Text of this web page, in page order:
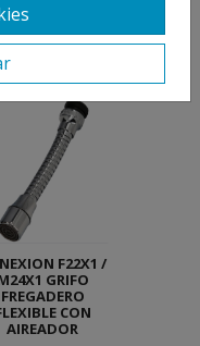
F22X1 /
GRIFO
FREGADERO
CON
AIREADOR